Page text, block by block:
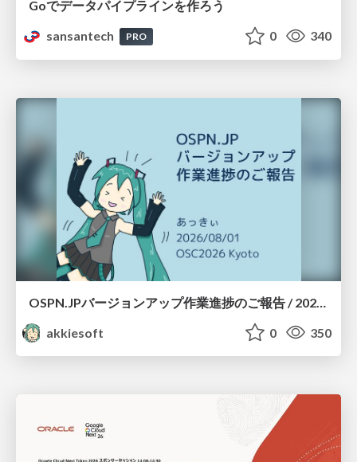
Goでデータパイプラインを作ろう
sansantech
PRO 0 340
akkiesoft
0 350